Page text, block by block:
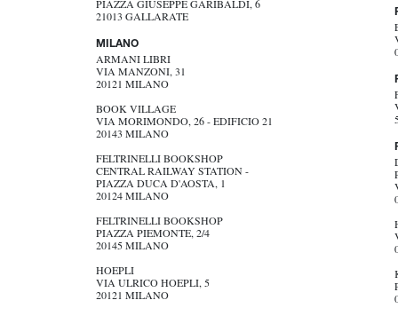
PIAZZA GIUSEPPE GARIBALDI, 6
21013 GALLARATE
MILANO
ARMANI LIBRI
VIA MANZONI, 31
20121 MILANO
BOOK VILLAGE
VIA MORIMONDO, 26 - EDIFICIO 21
20143 MILANO
FELTRINELLI BOOKSHOP
CENTRAL RAILWAY STATION -
PIAZZA DUCA D'AOSTA, 1
20124 MILANO
FELTRINELLI BOOKSHOP
PIAZZA PIEMONTE, 2/4
20145 MILANO
HOEPLI
VIA ULRICO HOEPLI, 5
20121 MILANO